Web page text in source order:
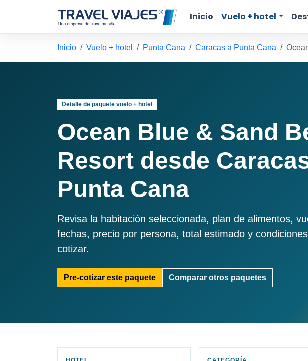
Inicio Vuelo + hotel
Inicio Vuelo + hotel Punta Cana Caracas a Punta Cana
Detalle de paquete vuelo + hotel
Ocean Blue & Sand
Resort desde
Punta Cana
Revisa la habitación seleccionada, plan de alimentos,
fechas, precio por persona, total estimado y
cotizar.
Pre-cotizar este paquete Comparar otros paquetes